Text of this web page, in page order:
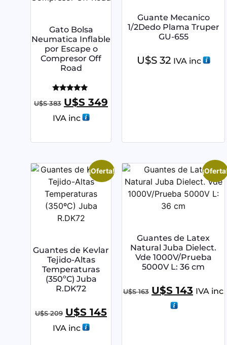
Gato Bolsa
Neumatica Inflable
por Escape o
Compresor Off
Road
Valorado
con
de 5
U$S383 U$S 349
IVA inc
Guante Mecanico
1/2Dedo Plama Truper
GU-655
U$S32 IVA inc
¡Oferta!
Guantes de Kevlar
Tejido-Altas
Temperaturas
(350ºC) Juba
R.DK72
U$S209 U$S 145
IVA inc
Guantes de Latex
Natural Juba Dielect.
Vde 1000V/Prueba
5000V L: 36 cm
U$S163 U$S 143 IVA inc